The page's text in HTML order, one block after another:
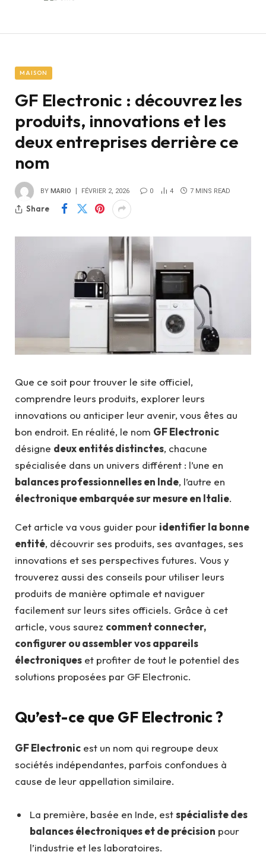
MAISON
GF Electronic : découvrez les
produits, innovations et les
deux entreprises derrière ce
nom
BY MARIO FÉVRIER 2, 2026 0 4 7 MINS READ
Share
Que ce soit pour trouver le site officiel,
comprendre leurs produits, explorer leurs
innovations ou anticiper leur avenir, vous êtes au
bon endroit. En réalité, le nom GF Electronic
désigne deux entités distinctes, chacune
spécialisée dans un univers différent : l’une en
balances professionnelles en Inde, l’autre en
électronique embarquée sur mesure en Italie.
Cet article va vous guider pour identifier la bonne
entité, découvrir ses produits, ses avantages, ses
innovations et ses perspectives futures. Vous y
trouverez aussi des conseils pour utiliser leurs
produits de manière optimale et naviguer
facilement sur leurs sites officiels. Grâce à cet
article, vous saurez comment connecter,
configurer ou assembler vos appareils
électroniques et profiter de tout le potentiel des
solutions proposées par GF Electronic.
Qu’est-ce que GF Electronic ?
GF Electronic est un nom qui regroupe deux
sociétés indépendantes, parfois confondues à
cause de leur appellation similaire.
La première, basée en Inde, estspécialiste des
balances électroniques et de précision pour
l’industrie et les laboratoires.